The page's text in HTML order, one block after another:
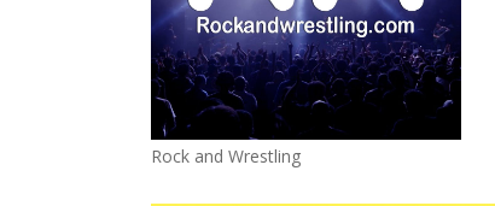
Rock and Wrestling